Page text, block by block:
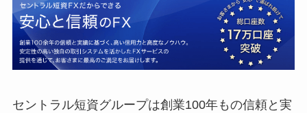
セントラル短資グループは創業100年もの信頼と実